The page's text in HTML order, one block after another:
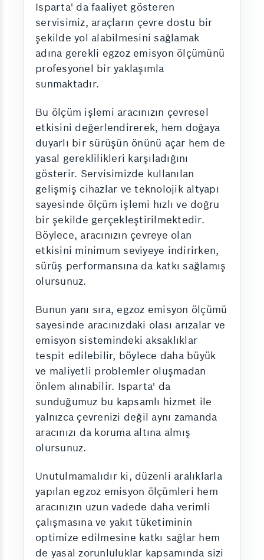
Isparta' da faaliyet gösteren
servisimiz, araçların çevre dostu bir
şekilde yol alabilmesini sağlamak
adına gerekli egzoz emisyon ölçümünü
profesyonel bir yaklaşımla
sunmaktadır.
Bu ölçüm işlemi aracınızın çevresel
etkisini değerlendirerek, hem doğaya
duyarlı bir sürüşün önünü açar hem de
yasal gereklilikleri karşıladığını
gösterir. Servisimizde kullanılan
gelişmiş cihazlar ve teknolojik altyapı
sayesinde ölçüm işlemi hızlı ve doğru
bir şekilde gerçekleştirilmektedir.
Böylece, aracınızın çevreye olan
etkisini minimum seviyeye indirirken,
sürüş performansına da katkı sağlamış
olursunuz.
Bunun yanı sıra, egzoz emisyon ölçümü
sayesinde aracınızdaki olası arızalar ve
emisyon sistemindeki aksaklıklar
tespit edilebilir, böylece daha büyük
ve maliyetli problemler oluşmadan
önlem alınabilir. Isparta' da
sunduğumuz bu kapsamlı hizmet ile
yalnızca çevrenizi değil aynı zamanda
aracınızı da koruma altına almış
olursunuz.
Unutulmamalıdır ki, düzenli aralıklarla
yapılan egzoz emisyon ölçümleri hem
aracınızın uzun vadede daha verimli
çalışmasına ve yakıt tüketiminin
optimize edilmesine katkı sağlar hem
de yasal zorunluluklar kapsamında sizi